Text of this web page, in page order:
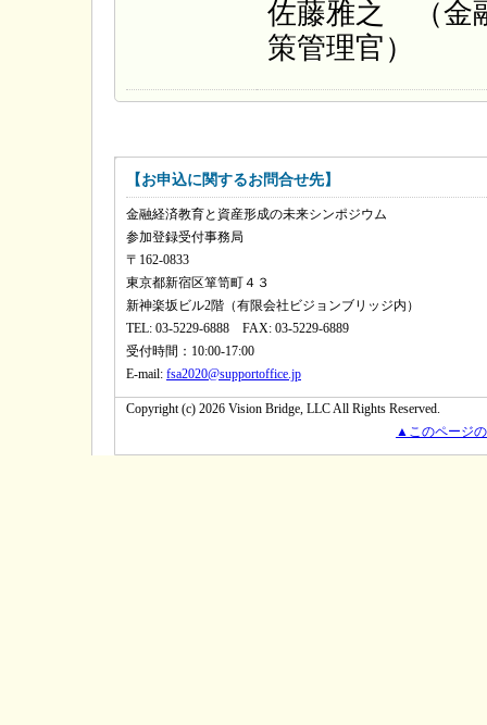
佐藤雅之 （金
策管理官）
【お申込に関するお問合せ先】
金融経済教育と資産形成の未来シンポジウム
参加登録受付事務局
〒162-0833
東京都新宿区箪笥町４３
新神楽坂ビル2階（有限会社ビジョンブリッジ内）
TEL: 03-5229-6888 FAX: 03-5229-6889
受付時間：10:00-17:00
E-mail: fsa2020@supportoffice.jp
Copyright (c) 2026 Vision Bridge, LLC All Rights Reserved.
▲このページ